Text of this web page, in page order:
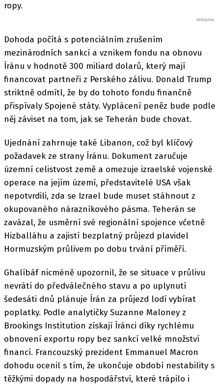
ropy.
Dohoda počítá s potenciálním zrušením
mezinárodních sankcí a vznikem fondu na obnovu
Íránu v hodnotě 300 miliard dolarů, který mají
financovat partneři z Perského zálivu. Donald Trump
striktně odmítl, že by do tohoto fondu finančně
přispívaly Spojené státy. Vyplácení peněz bude podle
něj záviset na tom, jak se Teherán bude chovat.
Ujednání zahrnuje také Libanon, což byl klíčový
požadavek ze strany Íránu. Dokument zaručuje
územní celistvost země a omezuje izraelské vojenské
operace na jejím území, představitelé USA však
nepotvrdili, zda se Izrael bude muset stáhnout z
okupovaného nárazníkového pásma. Teherán se
zavázal, že usměrní své regionální spojence včetně
Hizballáhu a zajistí bezplatný průjezd plavidel
Hormuzským průlivem po dobu trvání příměří.
Ghalíbáf nicméně upozornil, že se situace v průlivu
nevrátí do předválečného stavu a po uplynutí
šedesáti dnů plánuje Írán za průjezd lodí vybírat
poplatky. Podle analytičky Suzanne Maloney z
Brookings Institution získají Íránci díky rychlému
obnovení exportu ropy bez sankcí velké množství
financí. Francouzský prezident Emmanuel Macron
dohodu ocenil s tím, že ukončuje období nestability s
těžkými dopady na hospodářství, které trápilo i